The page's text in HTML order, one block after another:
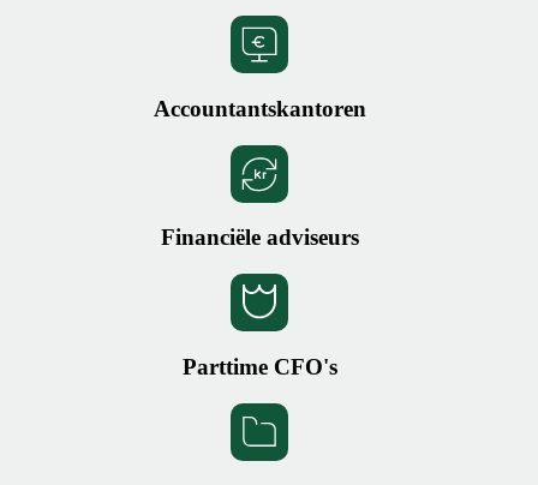
Accountantskantoren
Financiële adviseurs
Parttime CFO's